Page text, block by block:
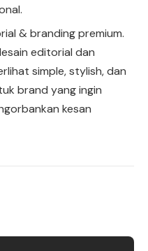
& branding premium.
editorial dan
simple, stylish, dan
brand yang ingin
kesan